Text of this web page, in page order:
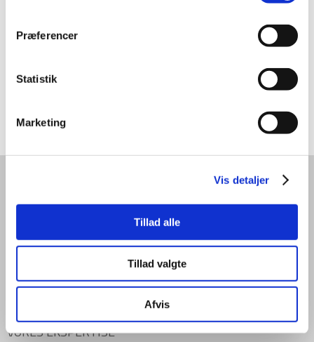
Præferencer
Statistik
Marketing
Vis detaljer
Tillad alle
Tillad valgte
Afvis
FIRMAINFORMATION
CVR: 34 04 50 03
Vesterbrogade 33
VORES EKSPERTISE